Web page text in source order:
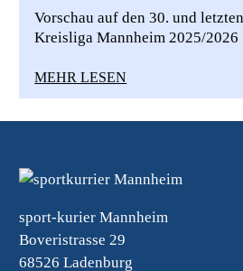
Vorschau auf den 30. und
Kreisliga Mannheim 2025/2026
MEHR LESEN
sport-kurier Mannheim
Boveristrasse 29
68526 Ladenburg